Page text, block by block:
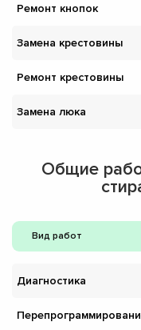
Ремонт кнопок
Замена крестовины
Ремонт крестовины
Замена люка
Общие
Вид работ
Диагностика